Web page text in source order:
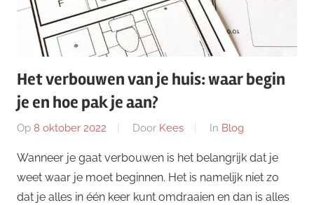
Het verbouwen van je huis: waar begin
je en hoe pak je aan?
Op 8 oktober 2022 Door Kees In Blog
Wanneer je gaat verbouwen is het belangrijk dat je
weet waar je moet beginnen. Het is namelijk niet zo
dat je alles in één keer kunt omdraaien en dan is alles